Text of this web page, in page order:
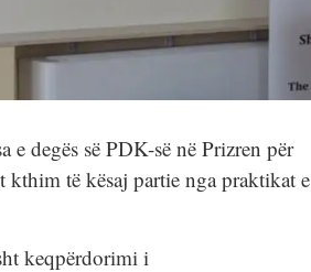
e degës së PDK-së në Prizren për
kthim të kësaj partie nga praktikat e
keqpërdorimi i